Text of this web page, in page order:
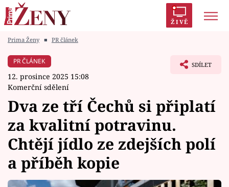
ŽIVĚ
Módní alarm
Témata
Celebrity
Vztahy
Prima Ženy ■ PR článek
PR ČLÁNEK
12. prosince 2025 15:08
Komerční sdělení
SDÍLET
Dva ze tří Čechů si připlatí
za kvalitní potravinu.
Chtějí jídlo ze zdejších polí
a příběh kopie